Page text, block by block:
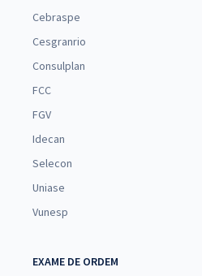
Cebraspe
Cesgranrio
Consulplan
FCC
FGV
Idecan
Selecon
Uniase
Vunesp
EXAME DE ORDEM